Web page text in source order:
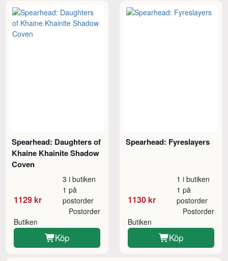
Spearhead: Daughters of
Khaine Khainite Shadow
Coven
1129 kr
3 i butiken
1 på
postorder
Butiken
Postorder
Köp
Spearhead: Fyreslayers
1130 kr
1 i butiken
1 på
postorder
Butiken
Postorder
Köp